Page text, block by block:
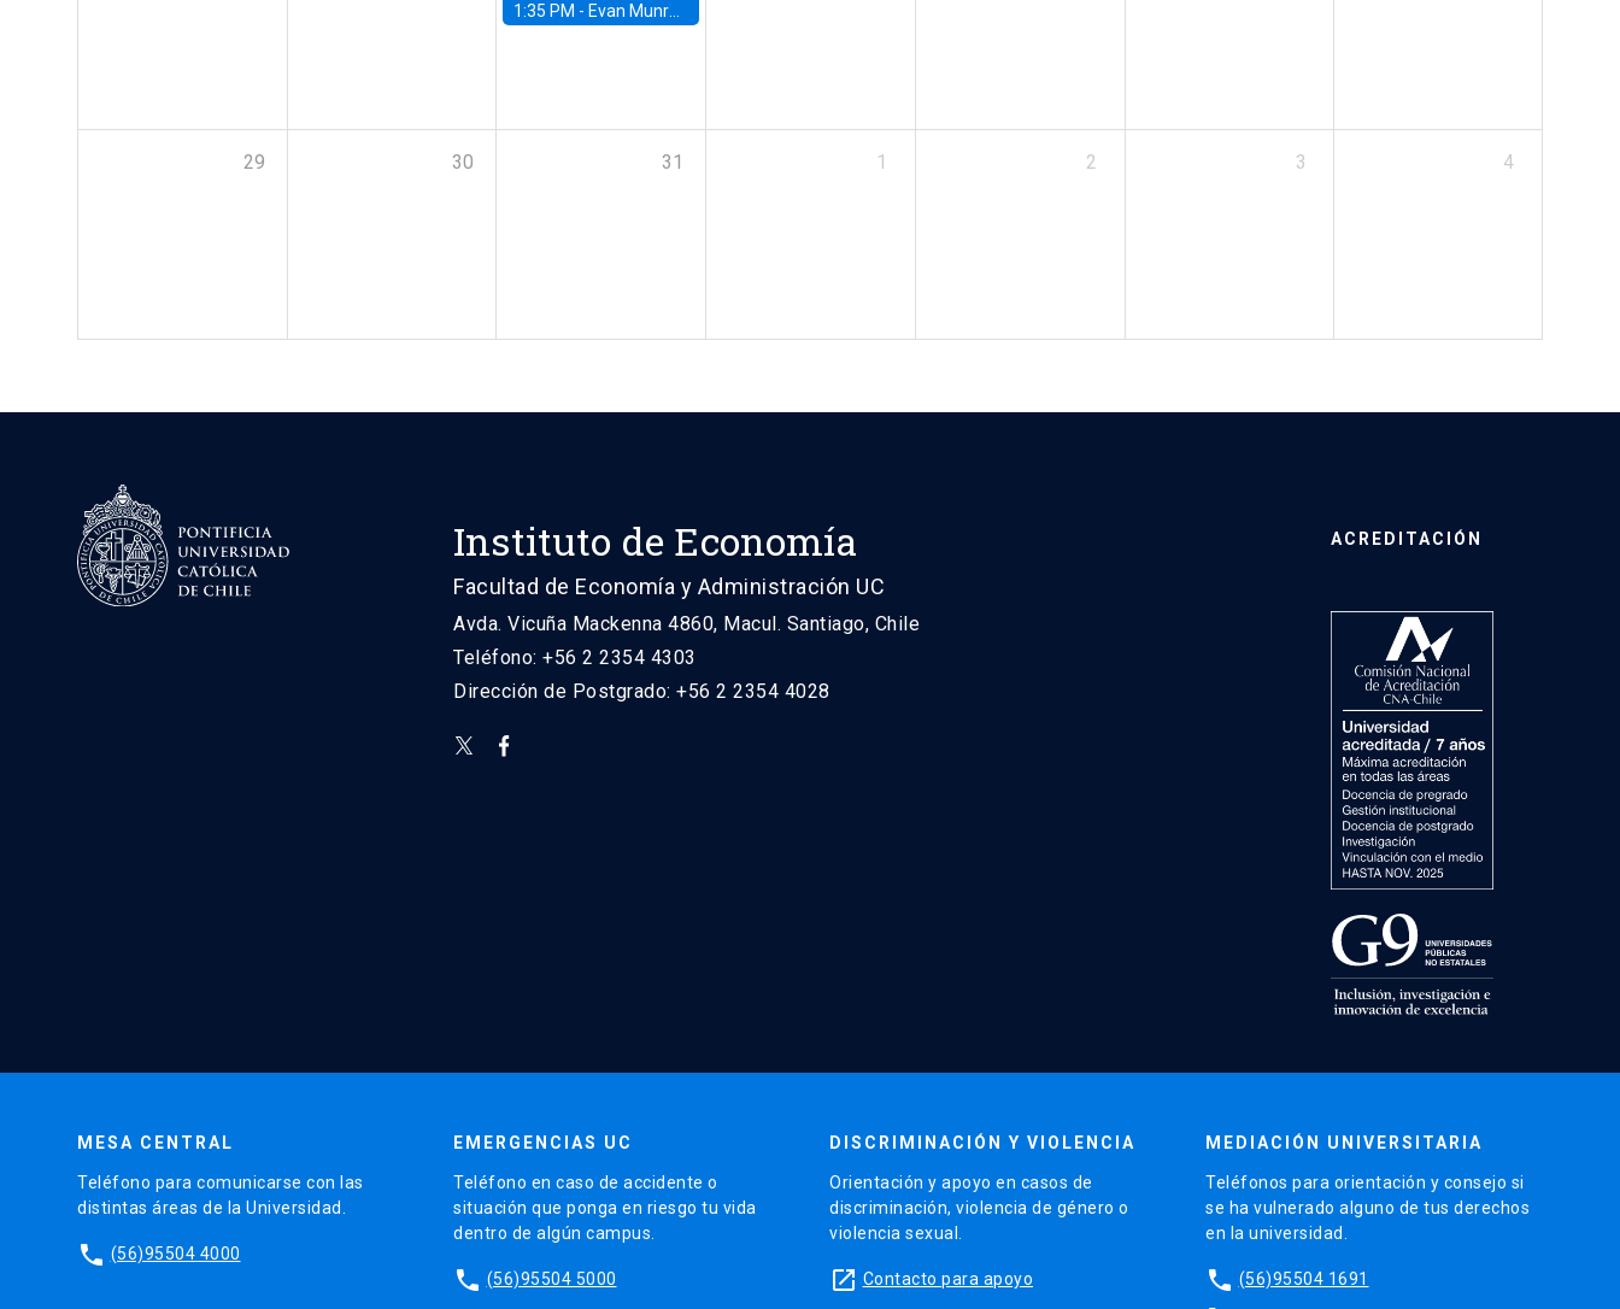
1:35 PM - Evan Munro, Neyman Visiting Assistant Professor in the Department of Statistics at UC Berkeley
29 30 31 1 2 3 4
Instituto de Economía
Facultad de Economía y Administración UC
Avda. Vicuña Mackenna 4860, Macul. Santiago, Chile
Teléfono: +56 2 2354 4303
Dirección de Postgrado: +56 2 2354 4028
ACREDITACIÓN
MESA CENTRAL
Teléfono para comunicarse con las
distintas áreas de la Universidad.
phone (56)95504 4000
EMERGENCIAS UC
Teléfono en caso de accidente o
situación que ponga en riesgo tu vida
dentro de algún campus.
phone (56)95504 5000
DISCRIMINACIÓN Y VIOLENCIA
Orientación y apoyo en casos de
discriminación, violencia de género o
violencia sexual.
launch Contacto para apoyo
MEDIACIÓN UNIVERSITARIA
Teléfonos para orientación y consejo si
se ha vulnerado alguno de tus derechos
en la universidad.
phone (56)95504 1691